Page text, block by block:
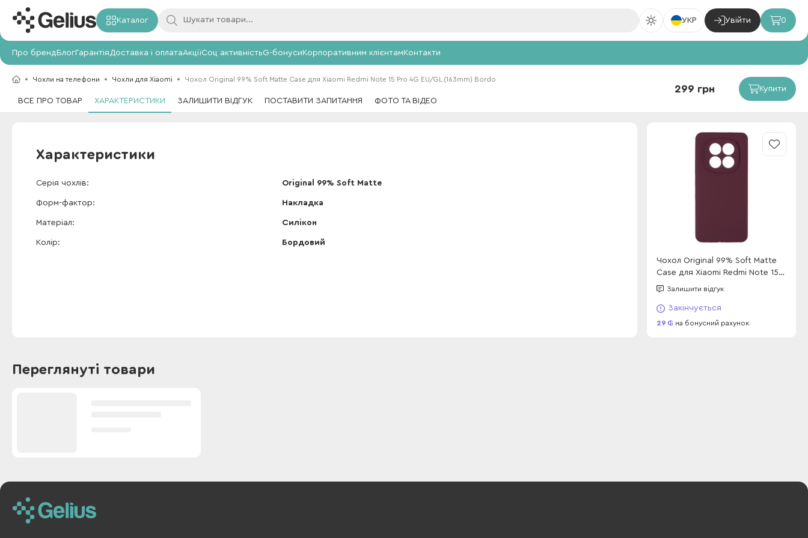
Каталог УКР Увійти 0
Про брендБлогГарантія Доставка і оплатаАкціїСоц активністьG-бонусиКорпоративним клієнтамКонтакти
Чохли на телефони Чохли для Xiaomi Чохол Original 99% Soft Matte Case для Xiaomi Redmi Note 15 Pro 4G EU/GL (163mm) Bordo
ВСЕ ПРО ТОВАР ХАРАКТЕРИСТИКИ ЗАЛИШИТИ ВІДГУК ПОСТАВИТИ ЗАПИТАННЯ ФОТО ТА ВІДЕО
299 грн Купити
Характеристики
Серія чохлів Original 99% Soft Matte
Форм-фактор Накладка
Матеріал Силікон
Колір Бордовий
Чохол Original 99% Soft Matte
Case для Xiaomi Redmi Note 15
Pro 4G EU/GL (163mm) Bordo
Залишити відгук
Закінчується
29 на бонусний рахунок
Переглянуті товари